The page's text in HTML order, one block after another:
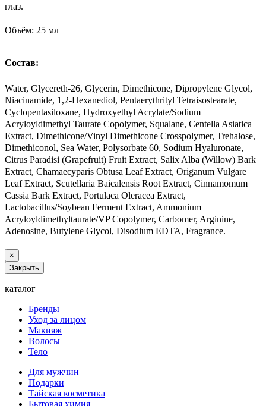
глаз.
Объём: 25 мл
Состав:
Water, Glycereth-26, Glycerin, Dimethicone, Dipropylene Glycol,
Niacinamide, 1,2-Hexanediol, Pentaerythrityl Tetraisostearate,
Cyclopentasiloxane, Hydroxyethyl Acrylate/Sodium
Acryloyldimethyl Taurate Copolymer, Squalane, Centella Asiatica
Extract, Dimethicone/Vinyl Dimethicone Crosspolymer, Trehalose,
Dimethiconol, Sea Water, Polysorbate 60, Sodium Hyaluronate,
Citrus Paradisi (Grapefruit) Fruit Extract, Salix Alba (Willow) Bark
Extract, Chamaecyparis Obtusa Leaf Extract, Origanum Vulgare
Leaf Extract, Scutellaria Baicalensis Root Extract, Cinnamomum
Cassia Bark Extract, Portulaca Oleracea Extract,
Lactobacillus/Soybean Ferment Extract, Ammonium
Acryloyldimethyltaurate/VP Copolymer, Carbomer, Arginine,
Adenosine, Butylene Glycol, Disodium EDTA, Fragrance.
×
Закрыть
каталог
Бренды
Уход за лицом
Макияж
Волосы
Тело
Для мужчин
Подарки
Тайская косметика
Бытовая химия